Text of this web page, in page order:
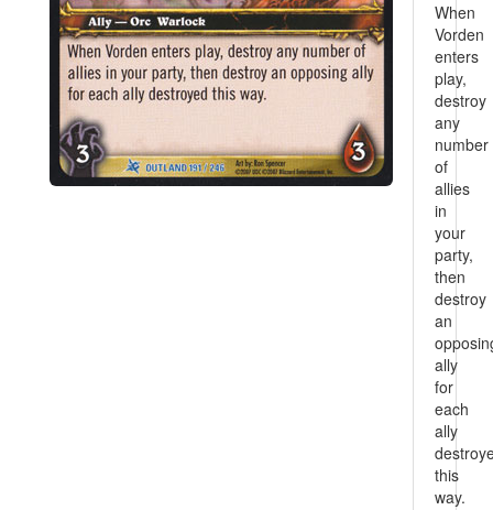
When
Vorden
enters
play,
destroy
any
number
of
allies
in
your
party,
then
destroy
an
ally
for
each
ally
this
way.